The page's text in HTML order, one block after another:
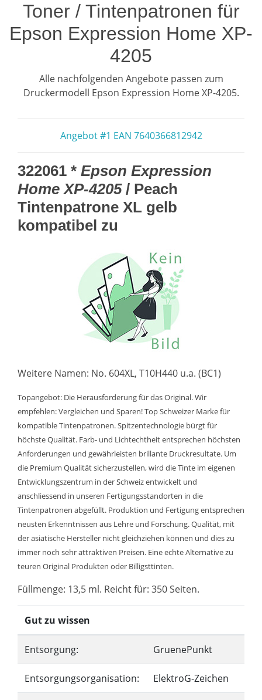
Toner / Tintenpatronen für
Epson Expression Home XP-
4205
Alle nachfolgenden Angebote passen zum
Druckermodell Epson Expression Home XP-4205.
Angebot #1 EAN 7640366812942
322061 * Epson Expression
Home XP-4205/ Peach
Tintenpatrone XL gelb
kompatibel zu
Weitere Namen: No. 604XL, T10H440 u.a. (BC1)
Topangebot: Die Herausforderung für das Original. Wir
empfehlen: Vergleichen und Sparen! Top Schweizer Marke für
kompatible Tintenpatronen. Spitzentechnologie bürgt für
höchste Qualität. Farb- und Lichtechtheit entsprechen höchsten
Anforderungen und gewährleisten brillante Druckresultate. Um
die Premium Qualität sicherzustellen, wird die Tinte im eigenen
Entwicklungszentrum in der Schweiz entwickelt und
anschliessend in unseren Fertigungsstandorten in die
Tintenpatronen abgefüllt. Produktion und Fertigung entsprechen
neusten Erkenntnissen aus Lehre und Forschung. Qualität, mit
der asiatische Hersteller nicht gleichziehen können und dies zu
immer noch sehr attraktiven Preisen. Eine echte Alternative zu
teuren Original Produkten oder Billigsttinten.
Füllmenge: 13,5 ml. Reicht für: 350 Seiten.
Gut zu wissen
Entsorgung: GruenePunkt
Entsorgungsorganisation: ElektroG-Zeichen